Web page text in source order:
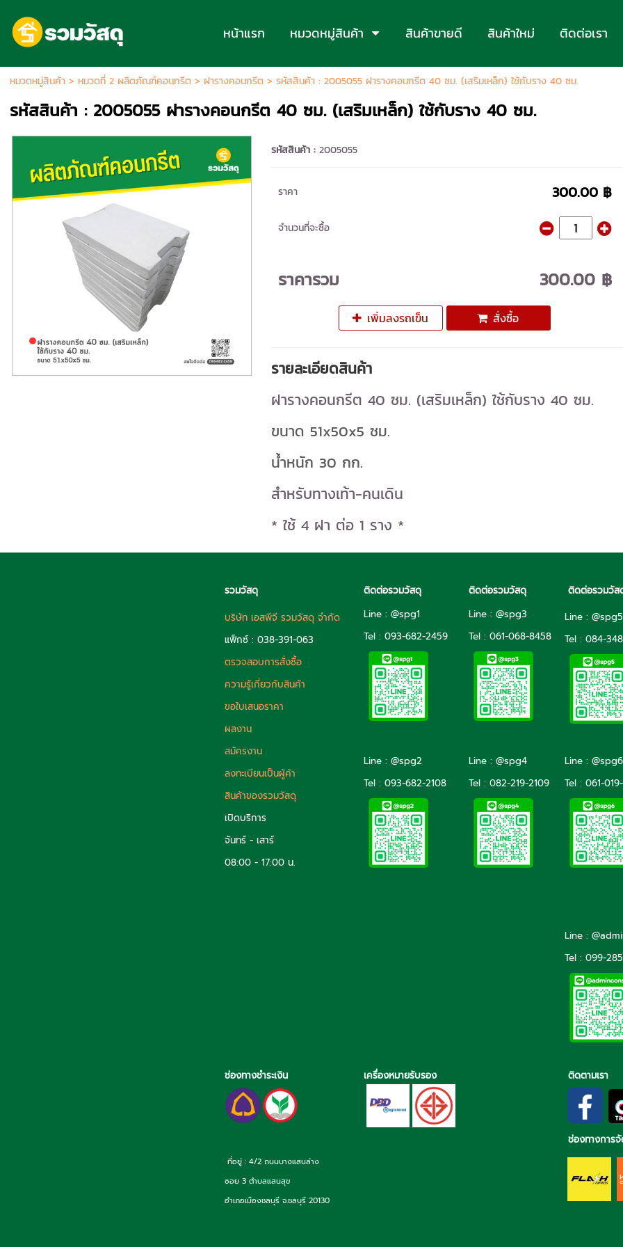
หน้าแรก หมวดหมู่สินค้า สินค้าขายดี สินค้าใหม่ ติดต่อเรา
หมวดหมู่สินค้า> หมวดที่ 2 ผลิตภัณฑ์คอนกรีต > ฝารางคอนกรีต > รหัสสินค้า : 2005055 ฝารางคอนกรีต 40 ซม. (เสริมเหล็ก) ใช้กับราง 40 ซม.
รหัสสินค้า : 2005055 ฝารางคอนกรีต 40 ซม. (เสริมเหล็ก) ใช้กับราง 40 ซม.
รหัสสินค้า : 2005055
ราคา 300.00 ฿
จำนวนที่จะซื้อ
ราคารวม 300.00 ฿
เพิ่มลงรถเข็น สั่งซื้อ
รายละเอียดสินค้า
ฝารางคอนกรีต 40 ซม. (เสริมเหล็ก) ใช้กับราง 40 ซม.
ขนาด 51x50x5 ซม.
น้ำหนัก 30 กก.
สำหรับทางเท้า-คนเดิน
* ใช้ 4 ฝา ต่อ 1 ราง *
รวมวัสดุ ติดต่อรวมวัสดุ ติดต่อรวมวัสดุ
ติดต่อรวมวัส
บริษัท เอสพีจี รวมวัสดุ จำกัด
แฟ็กซ์ : 038-391-063
ตรวจสอบการสั่งซื้อ
ความรู้เกี่ยวกับสินค้า
ขอใบเสนอราคา
ผลงาน
สมัครงาน
ลงทะเบียนเป็นผู้ค้า
สินค้าของรวมวัสดุ
เปิดบริการ
จันทร์ - เสาร์
08:00 - 17:00 น.
Line : @spg1
Tel : 093-682-2459
Line : @spg2
Tel : 093-682-2108
Line : @spg3
Tel : 061-068-8458
Line : @spg4
Tel : 082-219-2109
Line :
Tel : 084-
Line : @spg6
Tel : 061-
Line :
Tel : 099-
ช่องทางชำระเงิน เครื่องหมายรับรอง ติดตามเรา
ช่องทางการ
ที่อยู่ : 4/2 ถนนบางแสนล่าง
ซอย 3 ตำบลแสนสุข
อำเภอเมืองชลบุรี จ.ชลบุรี 20130